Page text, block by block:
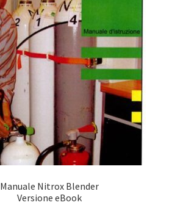
Manuale Nitrox Blender
Versione eBook